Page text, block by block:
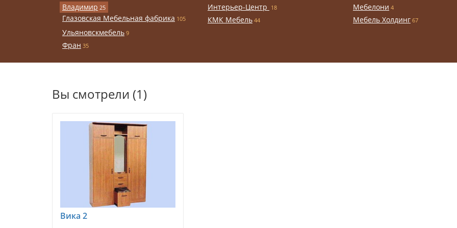
Владимир 25
Глазовская Мебельная фабрика 105
Интерьер-Центр 18
КМК Мебель 44
Мебелони 4
Мебель Холдинг 67
Ульяновскмебель 9
Фран 35
Вы смотрели (1)
Вика 2